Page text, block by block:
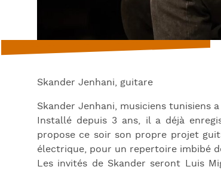
Skander Jenhani, guitare
Skander Jenhani, musiciens tunisiens
Installé depuis 3 ans, il a déjà
propose ce soir son propre projet
électrique, pour un repertoire imbibé
Les invités de Skander seront Luis